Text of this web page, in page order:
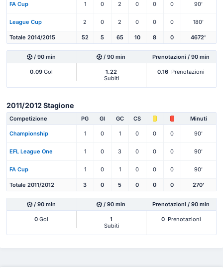
FA Cup 1 0 2 0 0 0 90'
League Cup 2 0 2 0 0 0 180'
Totale 2014/2015 52 5 65 10 8 0 4672'
/ 90 min / 90 min Prenotazioni / 90 min
0.09 Gol
1.22
Subiti
0.16 Prenotazioni
2011/2012 Stagione
Competizione PG Gl GC CS Minuti
Championship 1 0 1 0 0 0 90'
EFL League One 1 0 3 0 0 0 90'
FA Cup 1 0 1 0 0 0 90'
Totale 2011/2012 3 0 5 0 0 0 270'
/ 90 min / 90 min Prenotazioni / 90 min
0 Gol
1
Subiti
0 Prenotazioni